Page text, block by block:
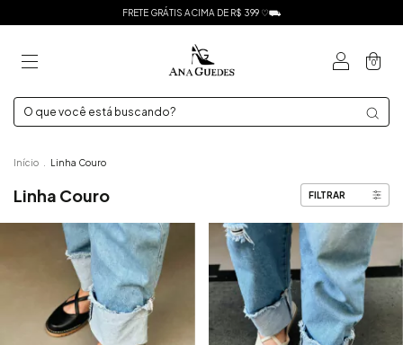
FRETE GRÁTIS ACIMA DE R$ 399 ♡⛟
0
Início Linha Couro
Linha Couro FILTRAR